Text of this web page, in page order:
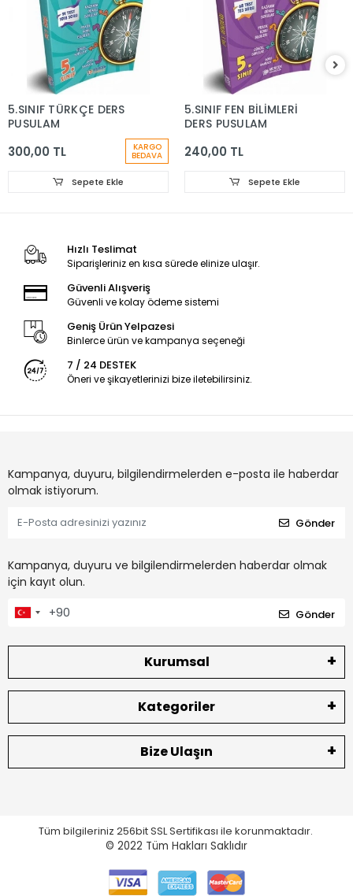
5.SINIF TÜRKÇE DERS
PUSULAM
300,00 TL KARGO
BEDAVA
Sepete Ekle
5.SINIF FEN BİLİMLERİ
DERS PUSULAM
240,00 TL
Sepete Ekle
Hızlı Teslimat
Siparişleriniz en kısa sürede elinize ulaşır.
Güvenli Alışveriş
Güvenli ve kolay ödeme sistemi
Geniş Ürün Yelpazesi
Binlerce ürün ve kampanya seçeneği
7 / 24 DESTEK
Öneri ve şikayetlerinizi bize iletebilirsiniz.
Kampanya, duyuru, bilgilendirmelerden e-posta ile haberdar
olmak istiyorum.
Gönder
Kampanya, duyuru ve bilgilendirmelerden haberdar olmak
için kayıt olun.
Gönder
Kurumsal
Kategoriler
Bize Ulaşın
Tüm bilgileriniz 256bit SSL Sertifikası ile korunmaktadır.
© 2022 Tüm Hakları Saklıdır